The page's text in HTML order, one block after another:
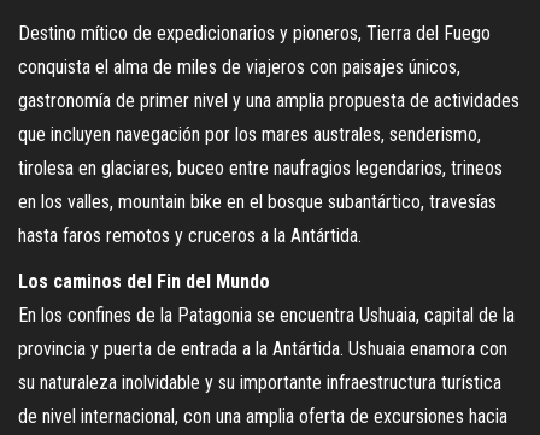
Destino mítico de expedicionarios y pioneros, Tierra del Fuego
conquista el alma de miles de viajeros con paisajes únicos,
gastronomía de primer nivel y una amplia propuesta de actividades
que incluyen navegación por los mares australes, senderismo,
tirolesa en glaciares, buceo entre naufragios legendarios, trineos
en los valles, mountain bike en el bosque subantártico, travesías
hasta faros remotos y cruceros a la Antártida.
Los caminos del Fin del Mundo
En los confines de la Patagonia se encuentra Ushuaia, capital de la
provincia y puerta de entrada a la Antártida. Ushuaia enamora con
su naturaleza inolvidable y su importante infraestructura turística
de nivel internacional, con una amplia oferta de excursiones hacia